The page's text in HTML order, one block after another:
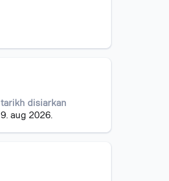
tarikh disiarkan
9. aug 2026.